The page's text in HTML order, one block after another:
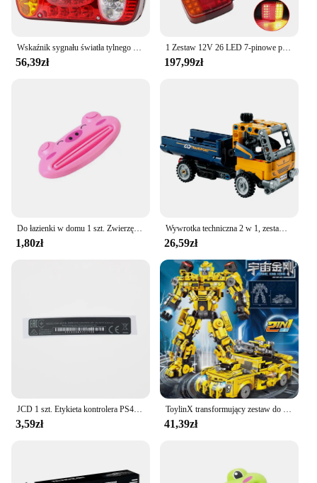
Wskaźnik sygnału światła tylnego samochodu ciężarowego do ciężarówki przyczepy Tylne światła stopu 32LED 12V Wodoodporny
56,39zł
1 Zestaw 12V 26 LED 7-pinowe przewodowe światło holownicze 7,5 m + 2,5 m Kabel Przyczepa Ciężarówka Tylne światło hamowania Stop Ciężarówka Przyczepa kempingowa Uniwersalny
197,99zł
Do łazienki w domu 1 szt. Zwierzę łatwe dozownik pasty do zębów plastikowy ząb pasty pasta do zębów wyciskarka uchwyt do toczenia Cocina
1,80zł
Wywrotka techniczna 2 w 1, zestaw klocków konstrukcyjnych, zabawka inżynieryjna, budowalny pojazd budowlany lub model koparki
26,59zł
3,59zł 41,39zł